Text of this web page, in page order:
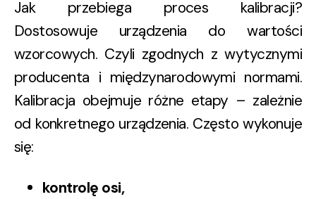
Jak przebiega proces kalibracji?
Dostosowuje urządzenia do wartości
wzorcowych. Czyli zgodnych z wytycznymi
producenta i międzynarodowymi normami.
Kalibracja obejmuje różne etapy – zależnie
od konkretnego urządzenia. Często wykonuje
się:
kontrolę osi,